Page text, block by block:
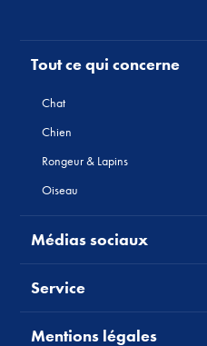
Tout ce qui concerne
Chat
Chien
Rongeur & Lapins
Oiseau
Médias sociaux
Service
Mentions légales